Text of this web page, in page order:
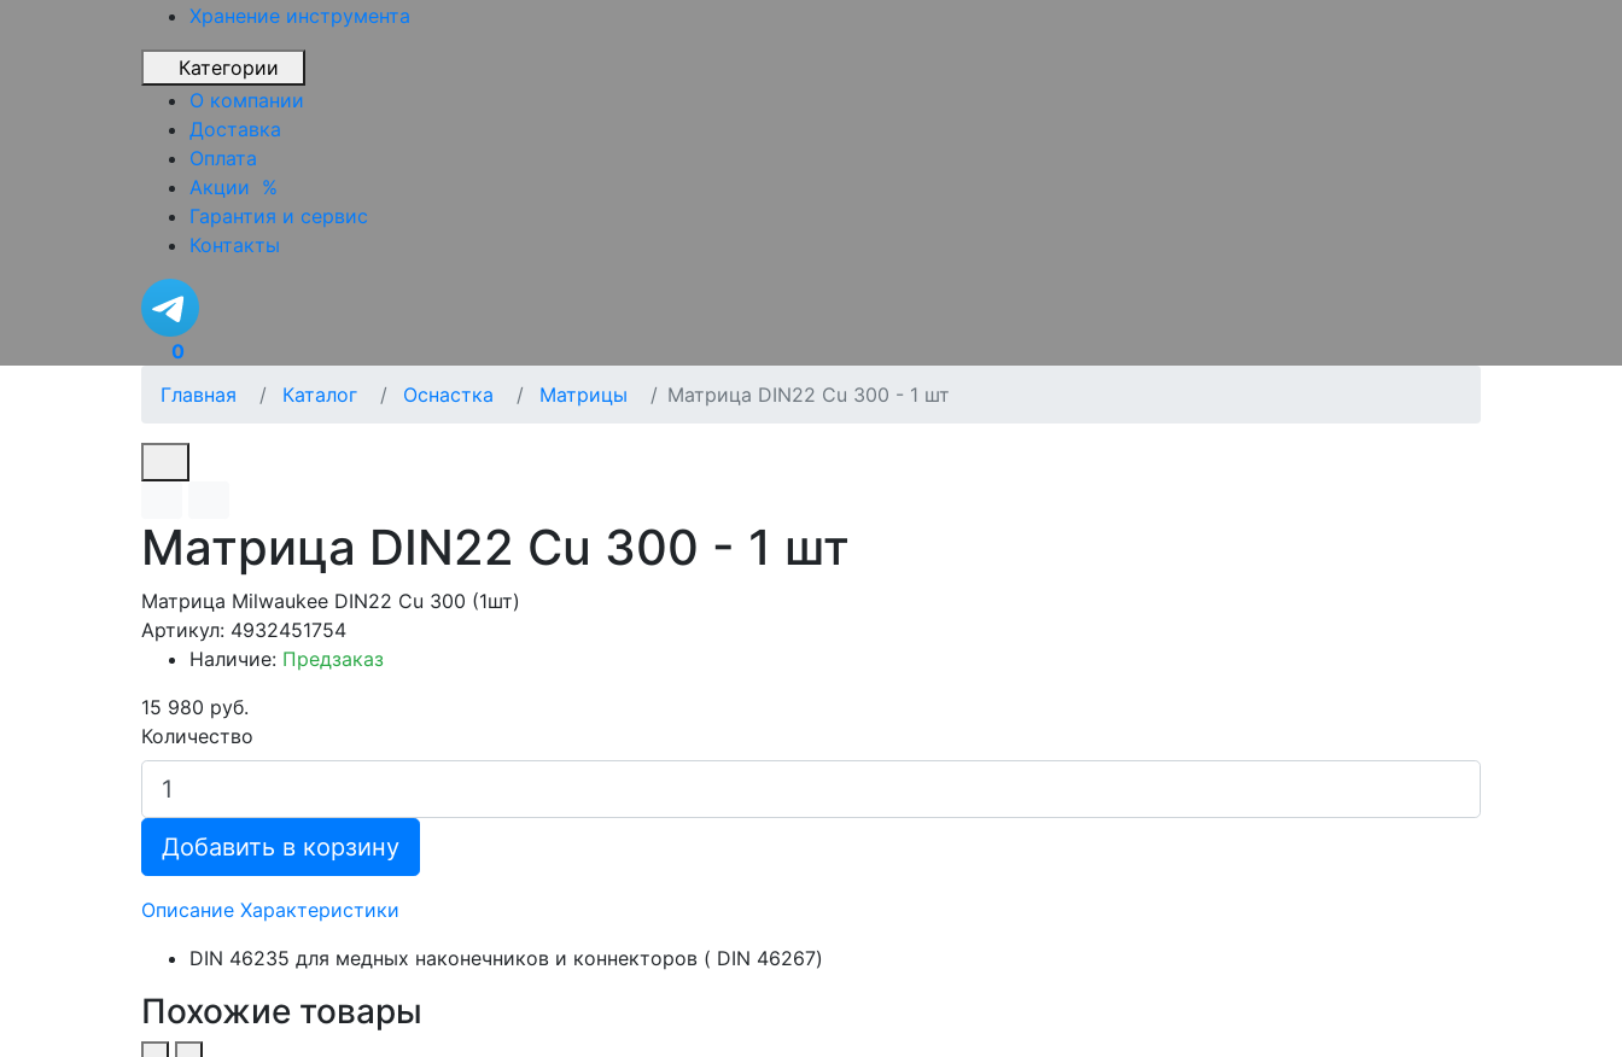
Хранение инструмента
Категории
О компании
Доставка
Оплата
Акции %
Гарантия и сервис
Контакты
0
Главная
Каталог Оснастка Матрицы Матрица DIN22 Cu 300 - 1 шт
Матрица DIN22 Cu 300 - 1 шт
Матрица Milwaukee DIN22 Cu 300 (1шт)
Артикул: 4932451754
Наличие: Предзаказ
15 980 руб.
Количество
Добавить в корзину
Описание Характеристики
DIN 46235 для медных наконечников и коннекторов ( DIN 46267)
Похожие товары